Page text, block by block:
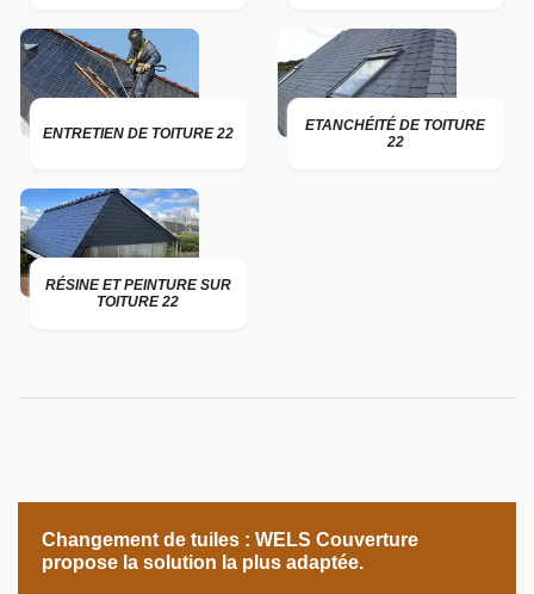
ENTRETIEN DE TOITURE 22
ETANCHÉITÉ DE TOITURE
22
RÉSINE ET PEINTURE SUR
TOITURE 22
Changement de tuiles : WELS Couverture
propose la solution la plus adaptée.